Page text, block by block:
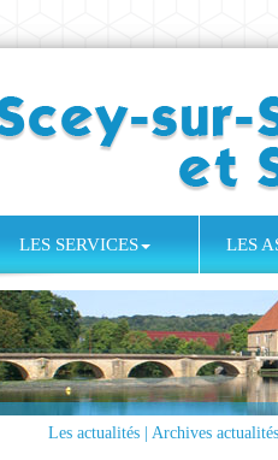
LES SERVICES LES
Les actualités Archives actualités